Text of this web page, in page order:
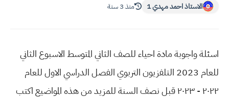
الاستاذ احمد مهدي 1 منذ 3 سنة
اسئلة واجوبة مادة احياء للصف الثاني المتوسط الاسبوع الثاني
للعام 2023 التلفزيون التربوي الفصل الدراسي الاول للعام
٢٠٢٢ - ٢٠٢٣ قبل نصف السنة للمزيد من هذه المواضيع اكتب